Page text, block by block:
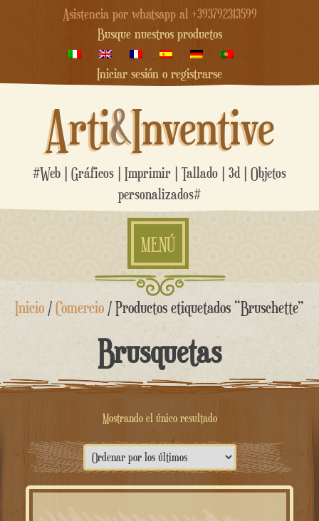
Asistencia por whatsapp al +393792313599
Busque nuestros productos
Iniciar sesión o registrarse
Arti&Inventive
#Web | Gráficos | Imprimir | Tallado | 3d | Objetos
personalizados#
MENÚ
saltar
Inicio /Comercio/ Productos etiquetados “Bruschette”
Brusquetas
Mostrando el único resultado